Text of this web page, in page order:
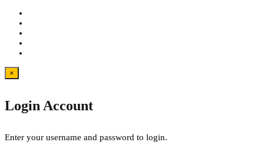
×
Login Account
Enter your username and password to login.